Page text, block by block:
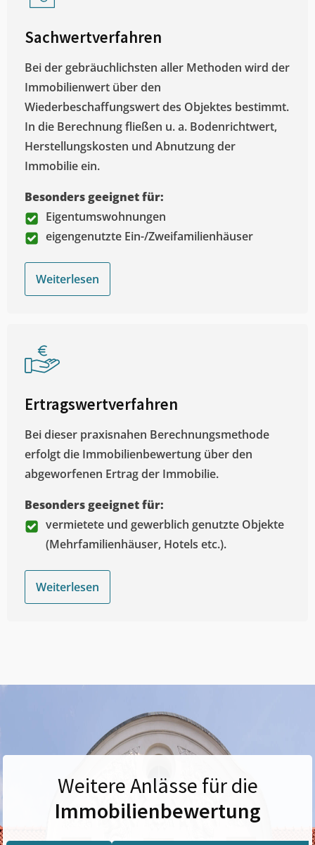
Sachwertverfahren
Bei der gebräuchlichsten aller Methoden wird der
Immobilienwert über den
Wiederbeschaffungswert des Objektes bestimmt.
In die Berechnung fließen u. a. Bodenrichtwert,
Herstellungskosten und Abnutzung der
Immobilie ein.
Besonders geeignet für:
Eigentumswohnungen
eigengenutzte Ein-/Zweifamilienhäuser
Weiterlesen
Ertragswertverfahren
Bei dieser praxisnahen Berechnungsmethode
erfolgt die Immobilienbewertung über den
abgeworfenen Ertrag der Immobilie.
Besonders geeignet für:
vermietete und gewerblich genutzte Objekte
(Mehrfamilienhäuser, Hotels etc.).
Weiterlesen
Weitere Anlässe für die
Immobilienbewertung